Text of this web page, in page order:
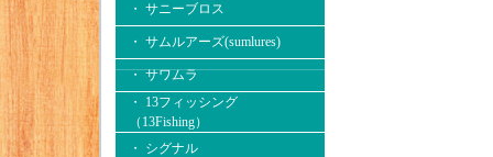
・ サニーブロス
・ サムルアーズ(sumlures)
・ サワムラ
・ 13フィッシング
（13Fishing）
・ シグナル